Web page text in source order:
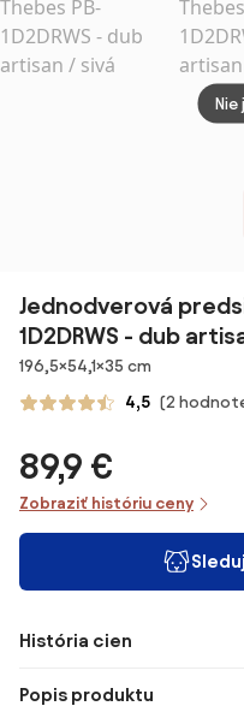
Nie
Jednodverová
1D2DRWS - dub
Rozmery
196,5×54,1×35 cm
4,5 (2
89,9 €
Zobraziť históriu ceny
História cien
Popis produktu